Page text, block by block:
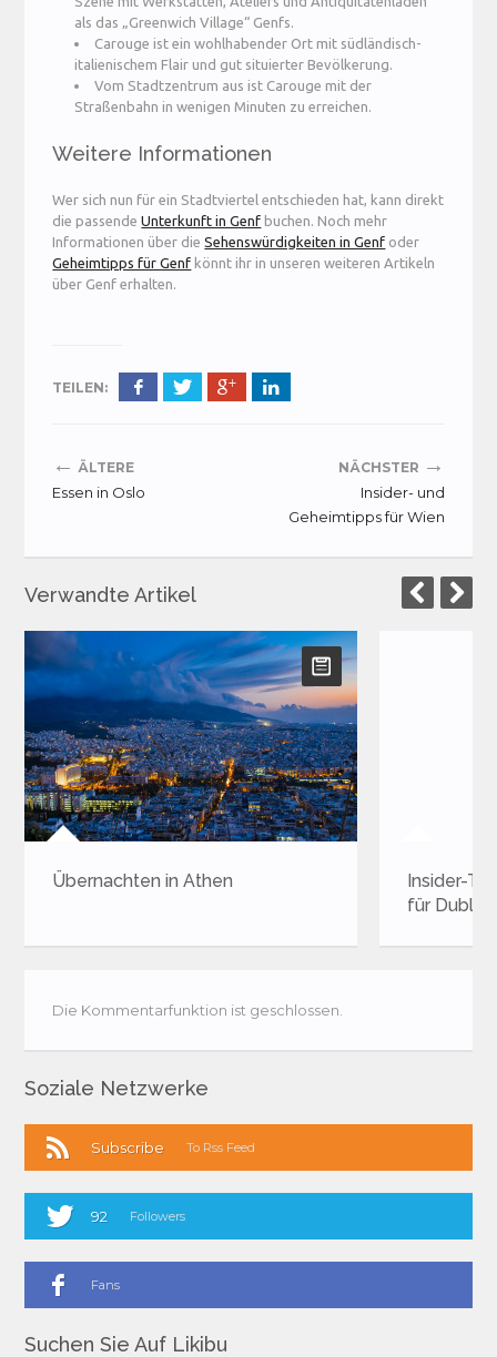
als das „Greenwich Village“ Genfs.
Carouge ist ein wohlhabender Ort mit südländisch-
italienischem Flair und gut situierter Bevölkerung.
Vom Stadtzentrum aus ist Carouge mit der
Straßenbahn in wenigen Minuten zu erreichen.
Weitere Informationen
Wer sich nun für ein Stadtviertel entschieden hat, kann direkt
die passendeUnterkunft in Genf buchen. Noch mehr
Informationen über dieSehenswürdigkeiten in Genf oder
Geheimtipps für Genf könnt ihr in unseren weiteren Artikeln
über Genf erhalten.
TEILEN:
← ÄLTERE
Essen in Oslo
NÄCHSTER →
Insider- und
Geheimtipps für Wien
Verwandte Artikel
Übernachten in Athen
Insider-
für Dublin
Die Kommentarfunktion ist geschlossen.
Soziale Netzwerke
Subscribe To Rss Feed
92 Followers
Fans
Suchen Sie Auf Likibu